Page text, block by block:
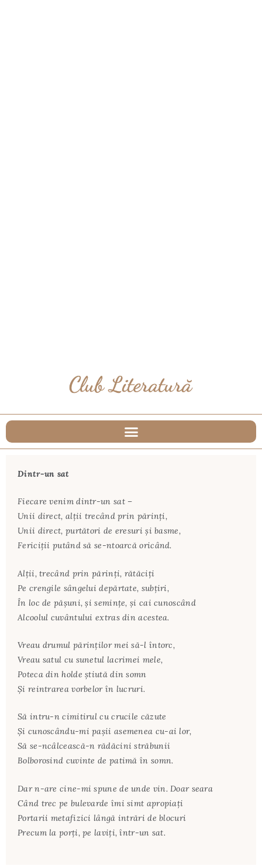
Dintr-un sat
Fiecare venim dintr-un sat –
Unii direct, alţii trecând prin părinţi,
Unii direct, purtători de eresuri şi basme,
Fericiţii putând să se-ntoarcă oricând.
Alţii, trecând prin părinţi, rătăciţi
Pe crengile sângelui depărtate, subţiri,
În loc de păşuni, şi seminţe, şi cai cunoscând
Alcoolul cuvântului extras din acestea.
Vreau drumul părinţilor mei să-l întorc,
Vreau satul cu sunetul lacrimei mele,
Poteca din holde ştiută din somn
Şi reintrarea vorbelor în lucruri.
Să intru-n cimitirul cu crucile căzute
Şi cunoscându-mi paşii asemenea cu-ai lor,
Să se-ncâlcească-n rădăcini străbunii
Bolborosind cuvinte de patimă în somn.
Dar n-are cine-mi spune de unde vin. Doar seara
Când trec pe bulevarde îmi simt apropiaţi
Portarii metafizici lângă intrări de blocuri
Precum la porţi, pe laviţi, într-un sat.